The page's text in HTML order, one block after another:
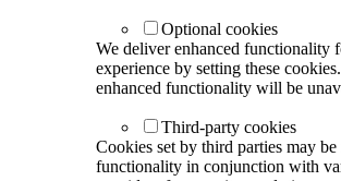
Optional cookies
We deliver enhanced functionality
experience by setting these
enhanced functionality will be
Third-party cookies
Cookies set by third parties may
functionality in conjunction with